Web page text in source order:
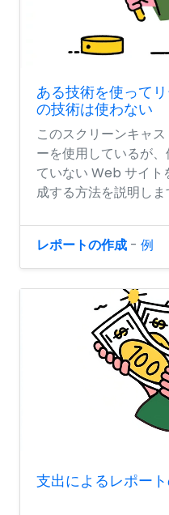
ある技術を使って
の技術は使わない
このスクリーンキャ
ーを使用しているが
ていない Web サイト
成する方法を説明しま
レポートの作成 - 例
支出によるレポー